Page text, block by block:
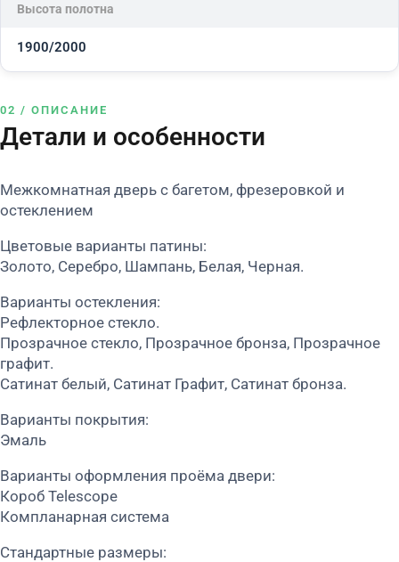
Высота полотна
1900/2000
02 / ОПИСАНИЕ
Детали и особенности
Межкомнатная дверь с багетом, фрезеровкой и
остеклением
Цветовые варианты патины:
Золото, Серебро, Шампань, Белая, Черная.
Варианты остекления:
Рефлекторное стекло.
Прозрачное стекло, Прозрачное бронза, Прозрачное
графит.
Сатинат белый, Сатинат Графит, Сатинат бронза.
Варианты покрытия:
Эмаль
Варианты оформления проёма двери:
Короб Telescope
Компланарная система
Стандартные размеры: